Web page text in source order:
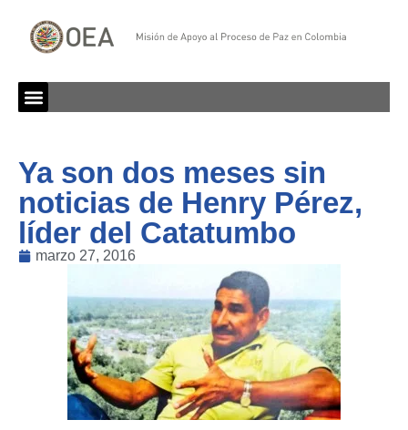
Ya son dos meses sin
noticias de Henry Pérez,
líder del Catatumbo
marzo 27, 2016